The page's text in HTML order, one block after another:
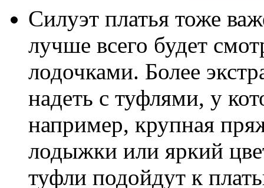
Силуэт платья тоже
лучше всего будет
лодочками. Более
надеть с туфлями, у
например, крупная
лодыжки или яркий
туфли подойдут к